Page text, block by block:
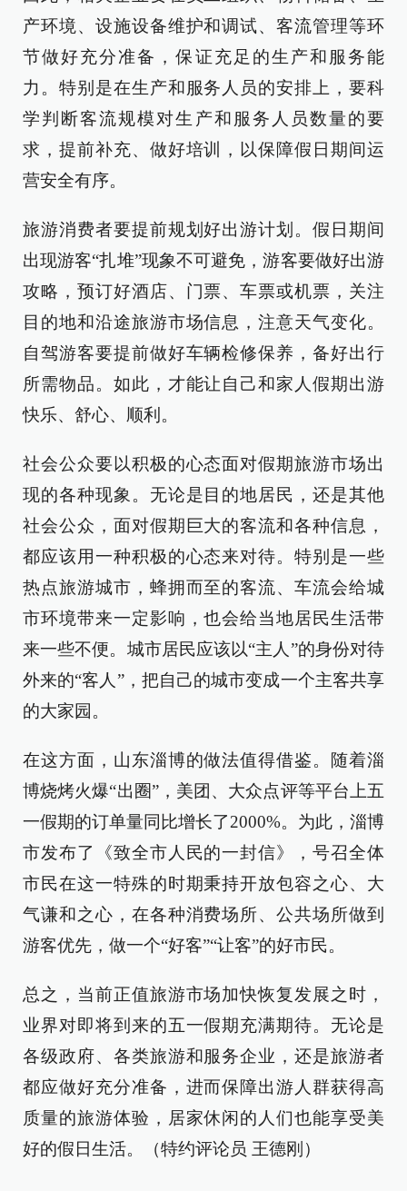
产环境、设施设备维护和调试、客流管理等环
节做好充分准备，保证充足的生产和服务能
力。特别是在生产和服务人员的安排上，要科
学判断客流规模对生产和服务人员数量的要
求，提前补充、做好培训，以保障假日期间运
营安全有序。
旅游消费者要提前规划好出游计划。假日期间
出现游客“扎堆”现象不可避免，游客要做好出游
攻略，预订好酒店、门票、车票或机票，关注
目的地和沿途旅游市场信息，注意天气变化。
自驾游客要提前做好车辆检修保养，备好出行
所需物品。如此，才能让自己和家人假期出游
快乐、舒心、顺利。
社会公众要以积极的心态面对假期旅游市场出
现的各种现象。无论是目的地居民，还是其他
社会公众，面对假期巨大的客流和各种信息，
都应该用一种积极的心态来对待。特别是一些
热点旅游城市，蜂拥而至的客流、车流会给城
市环境带来一定影响，也会给当地居民生活带
来一些不便。城市居民应该以“主人”的身份对待
外来的“客人”，把自己的城市变成一个主客共享
的大家园。
在这方面，山东淄博的做法值得借鉴。随着淄
博烧烤火爆“出圈”，美团、大众点评等平台上五
一假期的订单量同比增长了2000%。为此，淄博
市发布了《致全市人民的一封信》，号召全体
市民在这一特殊的时期秉持开放包容之心、大
气谦和之心，在各种消费场所、公共场所做到
游客优先，做一个“好客”“让客”的好市民。
总之，当前正值旅游市场加快恢复发展之时，
业界对即将到来的五一假期充满期待。无论是
各级政府、各类旅游和服务企业，还是旅游者
都应做好充分准备，进而保障出游人群获得高
质量的旅游体验，居家休闲的人们也能享受美
好的假日生活。（特约评论员 王德刚）